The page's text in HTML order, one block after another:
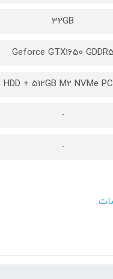
32GB
Geforce GTX1650 GDDR5
HDD + 512GB M2 NVMe
-
-